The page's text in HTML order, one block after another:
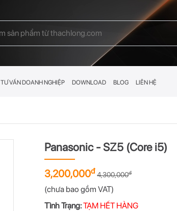
TƯ VẤN DOANH NGHIỆP DOWNLOAD BLOG LIÊN HỆ
Panasonic - SZ5 (Core i5)
3,200,000đ 4,300,000đ
(chưa bao gồm VAT)
Tình Trạng:TẠM HẾT HÀNG